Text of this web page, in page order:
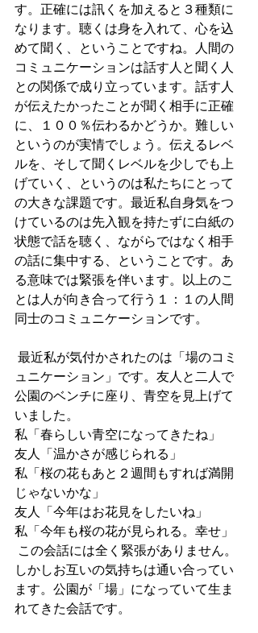
す。正確には訊くを加えると３種類に
なります。聴くは身を入れて、心を込
めて聞く、ということですね。人間の
コミュニケーションは話す人と聞く人
との関係で成り立っています。話す人
が伝えたかったことが聞く相手に正確
に、１００％伝わるかどうか。難しい
というのが実情でしょう。伝えるレベ
ルを、そして聞くレベルを少しでも上
げていく、というのは私たちにとって
の大きな課題です。最近私自身気をつ
けているのは先入観を持たずに白紙の
状態で話を聴く、ながらではなく相手
の話に集中する、ということです。あ
る意味では緊張を伴います。以上のこ
とは人が向き合って行う１：１の人間
同士のコミュニケーションです。
ュニケーション」です。友人と二人で
公園のベンチに座り、青空を見上げて
いました。
私「春らしい青空になってきたね」
友人「温かさが感じられる」
私「桜の花もあと２週間もすれば満開
じゃないかな」
友人「今年はお花見をしたいね」
私「今年も桜の花が見られる。幸せ」
しかしお互いの気持ちは通い合ってい
ます。公園が「場」になっていて生ま
れてきた会話です。